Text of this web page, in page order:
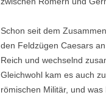
Schon seit dem
den Feldzügen Caesars
Reich und wechselnd
Gleichwohl kam es auch
römischen Militär, und